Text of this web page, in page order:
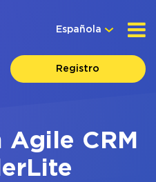
Española
Registro
Agile CRM